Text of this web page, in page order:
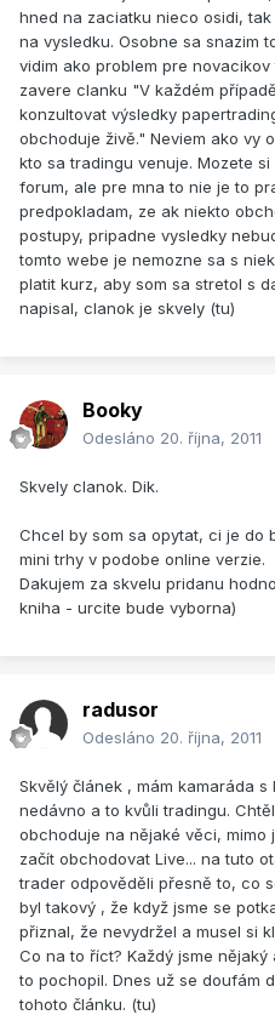
hned na zaciatku nieco osidi,
na vysledku. Osobne sa snazim
vidim ako problem pre
zavere clanku "V každém
konzultovat výsledky
obchoduje živě." Neviem ako vy
kto sa tradingu venuje. Mozete
forum, ale pre mna to nie je to
predpokladam, ze ak niekto
postupy, pripadne vysledky
tomto webe je nemozne sa s
platit kurz, aby som sa stretol s
napisal, clanok je skvely (tu)
Booky
Odesláno 20. října, 2011
Skvely clanok. Dik.
Chcel by som sa opytat, ci je do
mini trhy v podobe online verzie.
Dakujem za skvelu pridanu
kniha - urcite bude vyborna)
radusor
Odesláno 20. října, 2011
Skvělý článek , mám kamaráda s
nedávno a to kvůli tradingu.
obchoduje na nějaké věci, mimo
začít obchodovat Live... na tuto
trader odpověděli přesně to, co
byl takový , že když jsme se
přiznal, že nevydržel a musel si
Co na to říct? Každý jsme
to pochopil. Dnes už se doufám
tohoto článku. (tu)